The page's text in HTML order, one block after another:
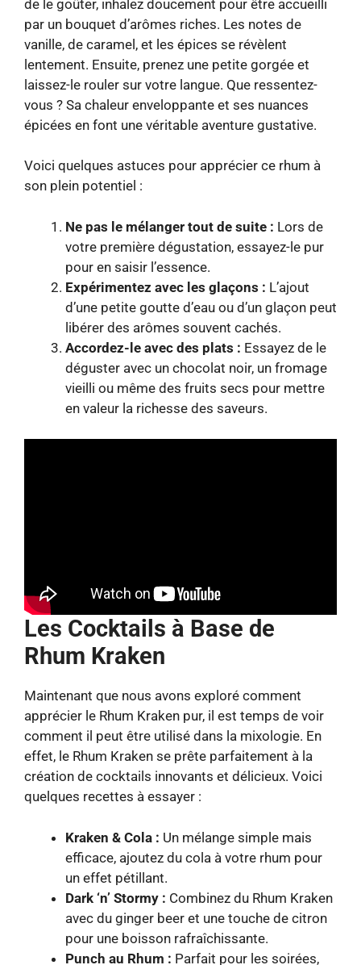
de le goûter, inhalez doucement pour être accueilli
par un bouquet d’arômes riches. Les notes de
vanille, de caramel, et les épices se révèlent
lentement. Ensuite, prenez une petite gorgée et
laissez-le rouler sur votre langue. Que ressentez-
vous ? Sa chaleur enveloppante et ses nuances
épicées en font une véritable aventure gustative.
Voici quelques astuces pour apprécier ce rhum à
son plein potentiel :
Ne pas le mélanger tout de suite : Lors de
votre première dégustation, essayez-le pur
pour en saisir l’essence.
Expérimentez avec les glaçons : L’ajout
d’une petite goutte d’eau ou d’un glaçon peut
libérer des arômes souvent cachés.
Accordez-le avec des plats : Essayez de le
déguster avec un chocolat noir, un fromage
vieilli ou même des fruits secs pour mettre
en valeur la richesse des saveurs.
Les Cocktails à Base de
Rhum Kraken
Maintenant que nous avons exploré comment
apprécier le Rhum Kraken pur, il est temps de voir
comment il peut être utilisé dans la mixologie. En
effet, le Rhum Kraken se prête parfaitement à la
création de cocktails innovants et délicieux. Voici
quelques recettes à essayer :
Kraken & Cola : Un mélange simple mais
efficace, ajoutez du cola à votre rhum pour
un effet pétillant.
Dark ‘n’ Stormy : Combinez du Rhum Kraken
avec du ginger beer et une touche de citron
pour une boisson rafraîchissante.
Punch au Rhum : Parfait pour les soirées,